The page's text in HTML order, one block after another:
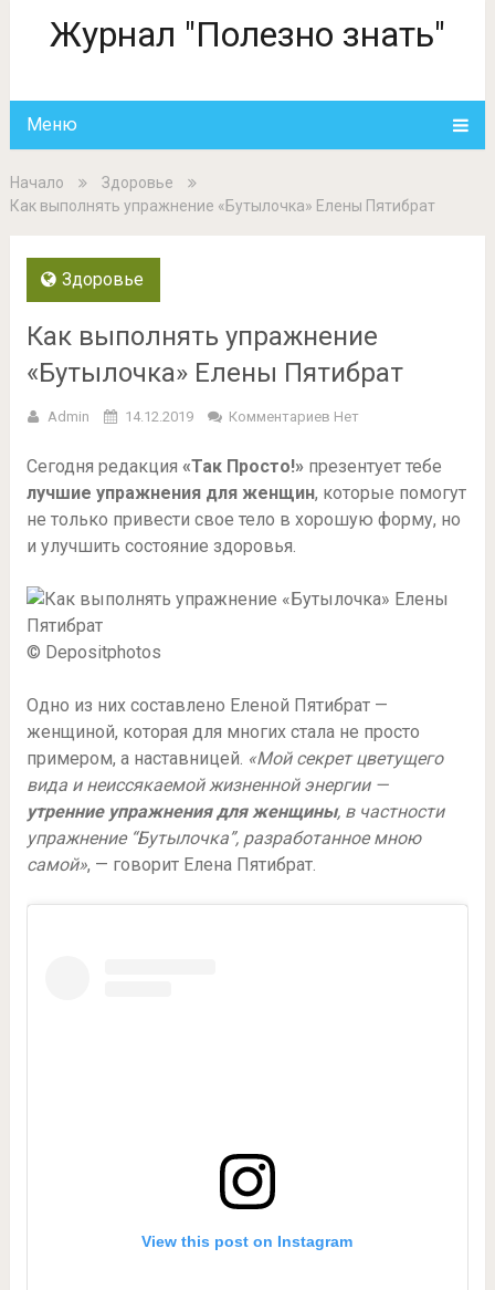
Журнал "Полезно знать"
Меню
Начало
Здоровье
Как выполнять упражнение «Бутылочка» Елены Пятибрат
Здоровье
Как выполнять упражнение
«Бутылочка» Елены Пятибрат
Admin 14.12.2019 Комментариев Нет
Сегодня редакция «Так Просто!»презентует тебе
лучшие упражнения для женщин, которые помогут
не только привести свое тело в хорошую форму, но
и улучшить состояние здоровья.
© Depositphotos
Одно из них составлено Еленой Пятибрат —
женщиной, которая для многих стала не просто
примером, а наставницей. «Мой секрет цветущего
вида и неиссякаемой жизненной энергии —
утренние упражнения для женщины, в частности
упражнение “Бутылочка”, разработанное мною
самой», — говорит Елена Пятибрат.
View this post on Instagram